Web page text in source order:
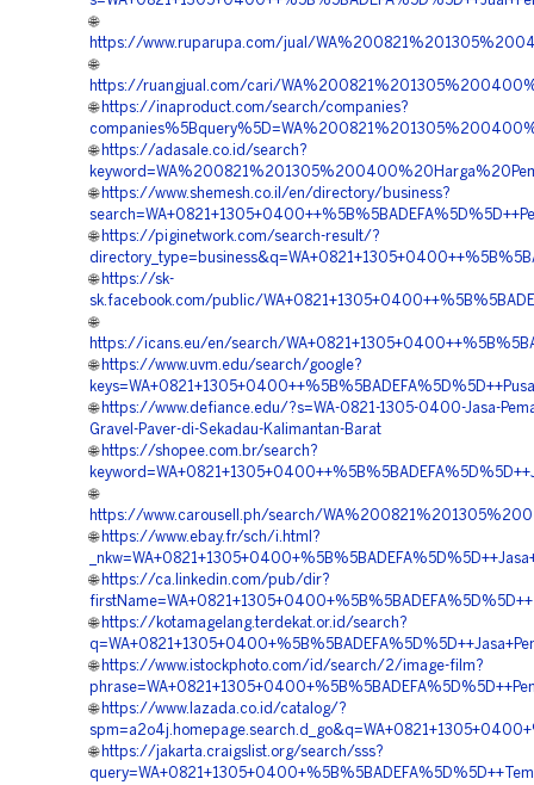
🌐
https://www.ruparupa.com/jual/
🌐
https://ruangjual.com/cari/
🌐 https://inaproduct.com/search/companies?
🌐 https://adasale.co.id/search?
🌐 https://www.shemesh.co.il/en/directory/business?
🌐 https://piginetwork.com/search-result/?
🌐 https://sk-
sk.facebook.com/public/
🌐
https://icans.eu/en/search/
🌐 https://www.uvm.edu/search/google?
🌐 https://www.defiance.edu/?s=WA-0821-1305-0400-Jasa-
Gravel-Paver-di-Sekadau-Kalimantan-Barat
🌐 https://shopee.com.br/search?
🌐
https://www.carousell.ph/search/
🌐 https://www.ebay.fr/sch/i.html?
🌐 https://ca.linkedin.com/pub/dir?
🌐 https://kotamagelang.terdekat.or.id/search?
🌐 https://www.istockphoto.com/id/search/2/image-film?
🌐 https://www.lazada.co.id/catalog/?
🌐 https://jakarta.craigslist.org/search/sss?